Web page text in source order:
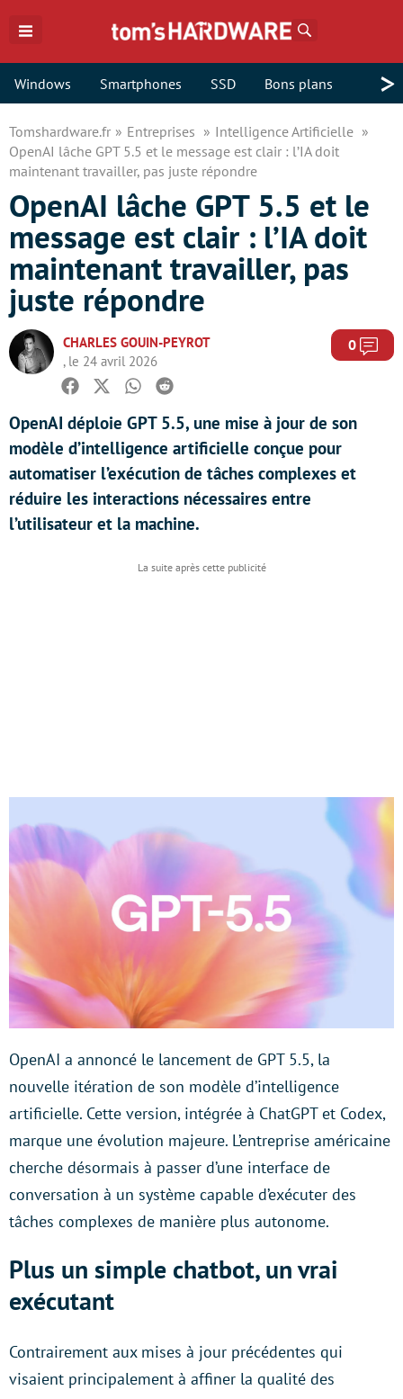
Windows Smartphones SSD Bons plans >
Tomshardware.fr Entreprises
Intelligence Artificielle
OpenAI lâche GPT 5.5 et le message est clair : l’IA doit
maintenant travailler, pas juste répondre
OpenAI lâche GPT 5.5 et le
message est clair : l’IA doit
maintenant travailler, pas
juste répondre
CHARLES GOUIN-PEYROT
, le 24 avril 2026
0
Facebook
TwitterWhatsapp
Reddit
OpenAI déploie GPT 5.5, une mise à jour de son
modèle d’intelligence artificielle conçue pour
automatiser l’exécution de tâches complexes et
réduire les interactions nécessaires entre
l’utilisateur et la machine.
OpenAI a annoncé le lancement de GPT 5.5, la
nouvelle itération de son modèle d’intelligence
artificielle. Cette version, intégrée à ChatGPT et Codex,
marque une évolution majeure. L’entreprise américaine
cherche désormais à passer d’une interface de
conversation à un système capable d’exécuter des
tâches complexes de manière plus autonome.
Plus un simple chatbot, un vrai
exécutant
Contrairement aux mises à jour précédentes qui
visaient principalement à affiner la qualité des